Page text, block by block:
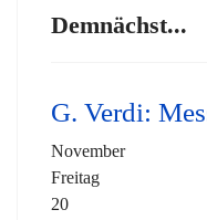
Demnächst...
G. Verdi:
November
Freitag
20